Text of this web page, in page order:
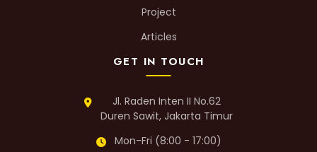
Project
Articles
GET IN TOUCH
Jl. Raden Inten II No.62
Duren Sawit, Jakarta Timur
Mon-Fri (8:00 - 17:00)